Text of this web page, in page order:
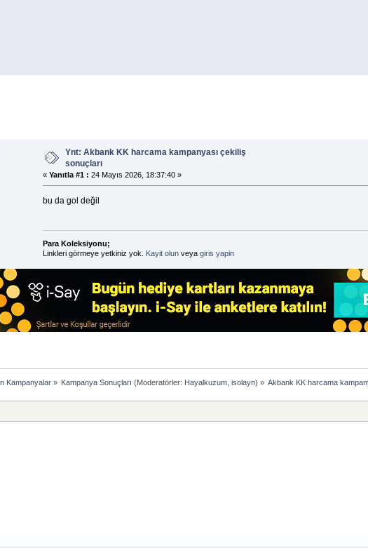
Ynt: Akbank KK harcama kampanyası çekiliş
sonuçları
« Yanıtla #1 : 24 Mayıs 2026, 18:37:40 »
bu da gol değil
Para Koleksiyonu;
Linkleri görmeye yetkiniz yok.
Kayit olunveya giris yapin
Kampanyalar» Kampanya Sonuçları (Moderatörler: Hayalkuzum, isolayn) » Akbank KK harcama